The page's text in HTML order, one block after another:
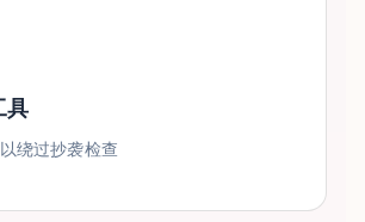
具
绕过抄袭检查